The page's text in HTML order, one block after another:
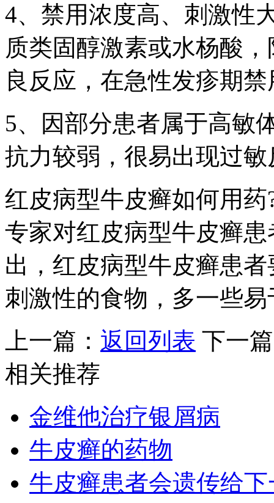
4、禁用浓度高、刺激性
质类固醇激素或水杨酸
良反应，在急性发疹期
5、因部分患者属于高敏
抗力较弱，很易出现过
红皮病型牛皮癣如何用
专家对红皮病型牛皮癣
出，红皮病型牛皮癣患
刺激性的食物，多一些
上一篇： 返回列表 下一
相关推荐
金维他治疗银屑病
牛皮癣的药物
牛皮癣患者会遗传给